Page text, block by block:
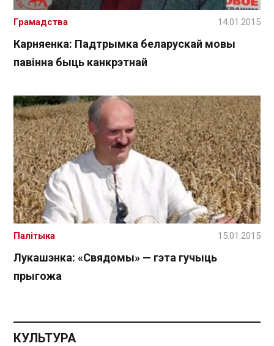
Карняенка: Падтрымка беларускай мовы
павінна быць канкрэтнай
Грамадства 14.01.2015
Лукашэнка: «Свядомы» — гэта гучыць
прыгожа
Палітыка 15.01.2015
КУЛЬТУРА